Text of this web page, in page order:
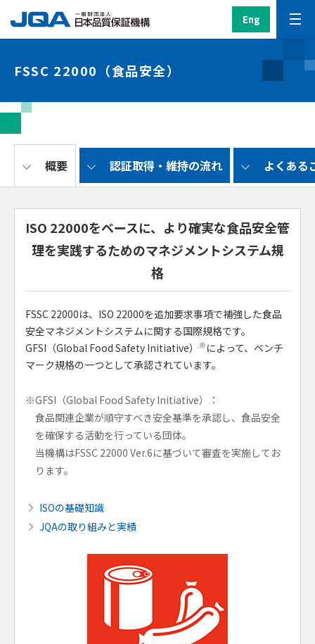
Eng
FSSC 22000（食品安全）
概要 認証取得・維持の流れ よくある
ISO 22000をベースに、より確実な食品安全管
理を実践するためのマネジメントシステム規
格
FSSC 22000は、ISO 22000を追加要求事項で補強した食品
安全マネジメントシステムに関する国際規格です。
GFSI（Global Food Safety Initiative）
※ によって、ベンチ
マーク規格の一つとして承認されています。
※GFSI（Global Food Safety Initiative）：
食品関連企業が順守すべき安全基準を承認し、食品安全
を確保する活動を行っている団体。
当機構はFSSC 22000 Ver.6に基づいて審査を実施してお
ります。
ISOの基礎知識
JQAの取り組みと実績